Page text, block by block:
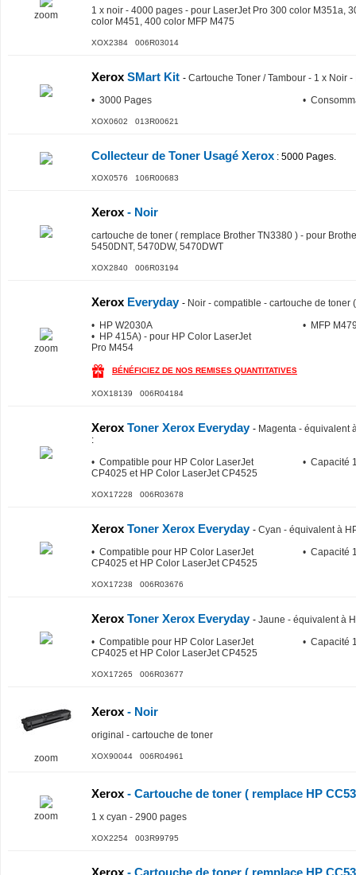
zoom
1 x noir - 4000 pages - pour LaserJet Pro 300 color M351a,
color M451, 400 color MFP M475
XOX2384 006R03014
Xerox SMart Kit - Cartouche Toner / Tambour - 1 x Noir
• 3000 Pages
•
XOX0602 013R00621
Collecteur de Toner Usagé Xerox : 5000 Pages.
XOX0576 106R00683
Xerox - Noir
cartouche de toner ( remplace Brother TN3380 ) - pour
5450DNT, 5470DW, 5470DWT
XOX2840 006R03194
zoom
Xerox Everyday - Noir - compatible - cartouche de toner
• HP W2030A
• HP 415A) - pour HP Color LaserJet
Pro M454
• MFP
BÉNÉFICIEZ DE NOS REMISES QUANTITATIVES
XOX18139 006R04184
Xerox Toner Xerox Everyday - Magenta - équivalent
:
• Compatible pour HP Color LaserJet
CP4025 et HP Color LaserJet CP4525
• Capacité
XOX17228 006R03678
Xerox Toner Xerox Everyday - Cyan - équivalent à
• Compatible pour HP Color LaserJet
CP4025 et HP Color LaserJet CP4525
• Capacité
XOX17238 006R03676
Xerox Toner Xerox Everyday - Jaune - équivalent à
• Compatible pour HP Color LaserJet
CP4025 et HP Color LaserJet CP4525
• Capacité
XOX17265 006R03677
zoom
Xerox - Noir
original - cartouche de toner
XOX90044 006R04961
zoom
Xerox - Cartouche de toner ( remplace HP
1 x cyan - 2900 pages
XOX2254 003R99795
Xerox - Cartouche de toner ( remplace HP